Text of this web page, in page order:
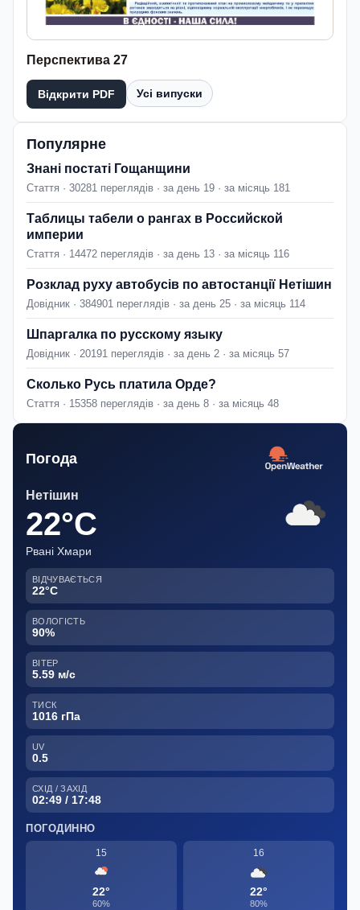
Перспектива 27
Відкрити PDF Усі випуски
Популярне
Знані постаті Гощанщини
Стаття · 30281 переглядів · за день 19 · за місяць 181
Таблицы табели о рангах в Российской
империи
Стаття · 14472 переглядів · за день 13 · за місяць 116
Розклад руху автобусів по автостанції Нетішин
Довідник · 384901 переглядів · за день 25 · за місяць 114
Шпаргалка по русскому языку
Довідник · 20191 переглядів · за день 2 · за місяць 57
Сколько Русь платила Орде?
Стаття · 15358 переглядів · за день 8 · за місяць 48
Погода
Нетішин
22°C
Рвані Хмари
ВІДЧУВАЄТЬСЯ
22°C
ВОЛОГІСТЬ
90%
ВІТЕР
5.59 м/с
ТИСК
1016 гПа
UV
0.5
СХІД / ЗАХІД
02:49 / 17:48
ПОГОДИННО
15
22°
60%
16
22°
80%